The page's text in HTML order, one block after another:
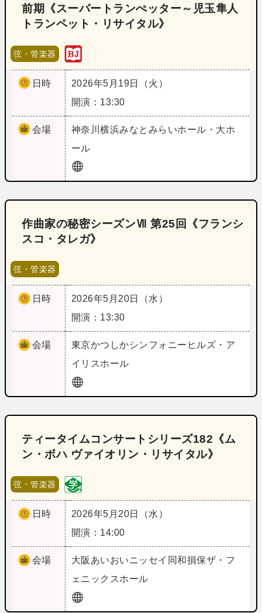
前期《スーパートランぺッター～児玉隼人
トランペット・リサイタル》
弦・管楽器
日時
2026年5月19日（火）
開演：13:30
会場 神奈川横浜みなとみらいホール・大ホ
ール
作曲家の秘密シーズンⅦ 第25回《フランシ
スコ・タレガ》
弦・管楽器
日時
2026年5月20日（水）
開演：13:30
会場 東京かつしかシンフォニーヒルズ・ア
イリスホール
ティータイムコンサートシリーズ182《ム
ン・ボハ ヴァイオリン・リサイタル》
弦・管楽器
日時
2026年5月20日（水）
開演：14:00
会場 大阪 あいおいニッセイ同和損保ザ・フ
ェニックスホール